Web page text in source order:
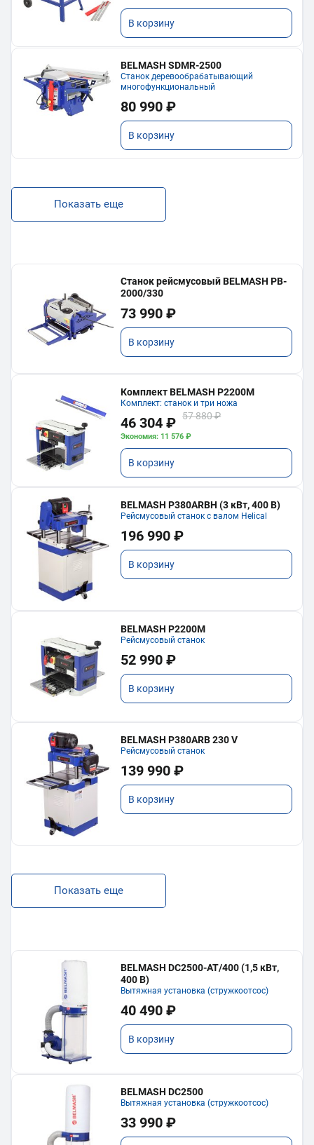
В корзину
BELMASH SDMR-2500
Станок деревообрабатывающий
многофункциональный
80 990 ₽
В корзину
Показать еще
Станок рейсмусовый BELMASH PB-
2000/330
73 990 ₽
В корзину
Комплект BELMASH P2200M
Комплект: станок и три ножа
46 304 ₽ 57 880 ₽
Экономия: 11 576 ₽
В корзину
BELMASH P380ARBH (3 кВт, 400 В)
Рейсмусовый станок с валом Helical
196 990 ₽
В корзину
BELMASH P2200M
Рейсмусовый станок
52 990 ₽
В корзину
BELMASH P380ARB 230 V
Рейсмусовый станок
139 990 ₽
В корзину
Показать еще
BELMASH DC2500-AT/400 (1,5 кВт,
400 В)
Вытяжная установка (стружкоотсос)
40 490 ₽
В корзину
BELMASH DC2500
Вытяжная установка (стружкоотсос)
33 990 ₽